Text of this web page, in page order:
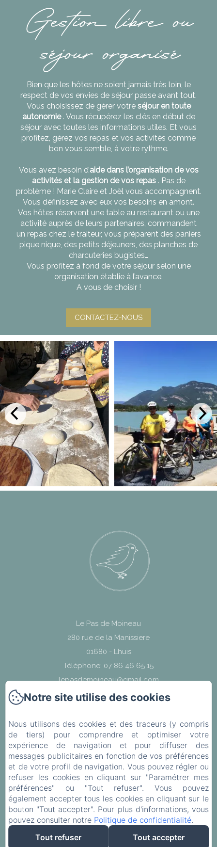
Gestion libre ou
séjour organisé
Bien que les hôtes ne soient jamais très loin, le
respect de vos envies de séjour passe avant tout.
Vous choisissez de gérer votre séjour en toute
autonomie. Vous récupérez les clés en début de
séjour avec toutes les informations utiles. Et vous
profitez, gérez vos repas et vos activités comme
bon vous semble, à votre rythme.
Vous avez besoin d’aide dans l’organisation de vos
activités et la gestion de vos repas. Pas de
problème ! Marie Claire et Joël vous accompagnent.
Vous définissez avec eux vos besoins en amont.
Vos hôtes réservent une table au restaurant ou une
activité auprès de leurs partenaires, commandent
un repas chez le traiteur, vous préparent des paniers
pique nique, des petits déjeuners, des planches de
charcuteries bugistes…
Vous profitez à fond de votre séjour selon une
organisation établie à l’avance.
A vous de choisir !
CONTACTEZ-NOUS
Le Pas de Moineau
280 rue de la Manissiere
01680 - Lhuis
Téléphone: 07 86 46 65 15
lepasdemoineau@gmail.com
Nous trouver
Mentions légales
EN FR
Créé par Amenitiz
Notre site utilise des cookies
Nous utilisons des cookies et des traceurs (y compris
de tiers) pour comprendre et optimiser votre
expérience de navigation et pour diffuser des
messages publicitaires en fonction de vos préférences
et de votre profil de navigation. Vous pouvez régler ou
refuser les cookies en cliquant sur "Paramétrer mes
préférences" ou "Tout refuser". Vous pouvez
également accepter tous les cookies en cliquant sur le
bouton "Tout accepter". Pour plus d'informations, vous
pouvez consulter notre Politique de confidentialité.
Tout refuser
Tout accepter